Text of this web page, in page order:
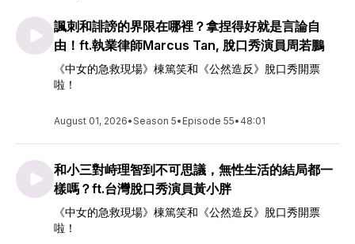
諷刺和誹謗的界限在哪裡？拿捏得好就是言論自
由！ft.執業律師Marcus Tan, 脫口秀演員周若鵬
《中女的急救現場》棟篤笑和《公然造反》脫口秀開票
啦！
August 01, 2026•Season 5• Episode 55• 48:01
和小三對峙理智到不可思議，無性生活的結局都一
樣嗎？ft.台灣脫口秀演員黃小胖
《中女的急救現場》棟篤笑和《公然造反》脫口秀開票
啦！